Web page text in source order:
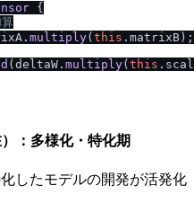
{
. multiply( this . matrixB );
(deltaW. multiply( this .
：多様化・特化期
したモデルの開発が活発化